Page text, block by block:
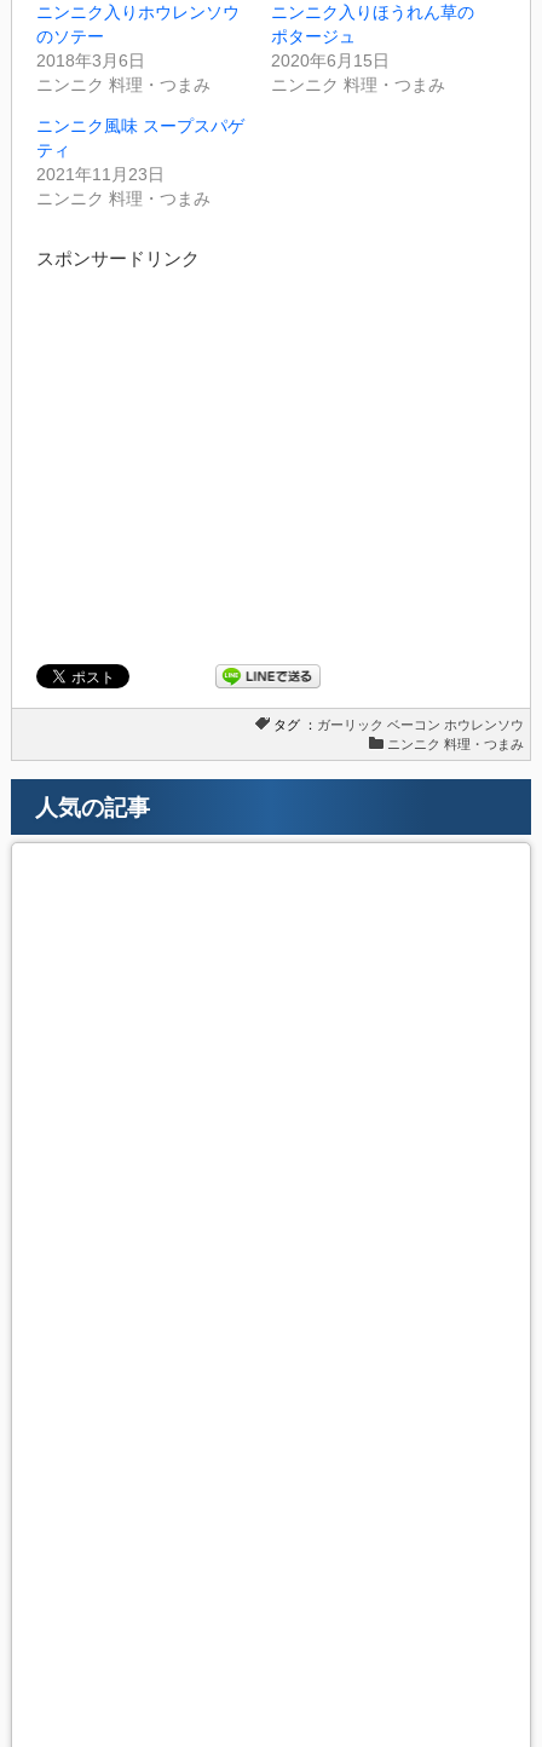
ニンニク入りホウレンソウ
のソテー
2018年3月6日
ニンニク 料理・つまみ
ニンニク入りほうれん草の
ポタージュ
2020年6月15日
ニンニク 料理・つまみ
ニンニク風味 スープスパゲ
ティ
2021年11月23日
ニンニク 料理・つまみ
スポンサードリンク
タグ ： ガーリック ベーコン ホウレンソウ
ニンニク 料理・つまみ
人気の記事